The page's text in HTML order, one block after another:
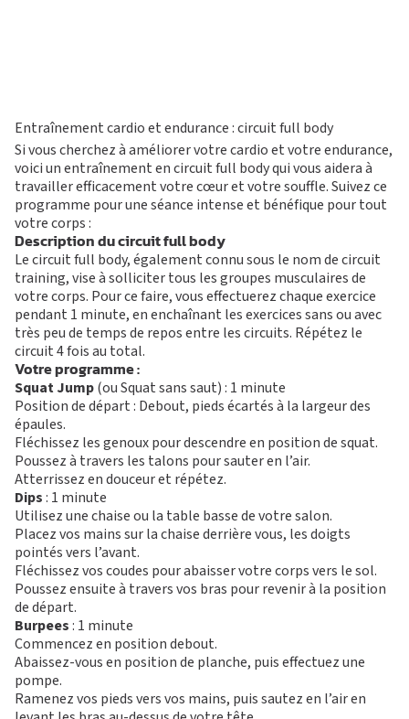
MOT
IVÉ
S’ABONNER
FORMULE D’ABONNEMENT
APPLI JOY
PLATEAU MUSCU-
COURS COLLECTIFS
SMALL GROUP
COACHING
DEVENIR FRANCHISÉ L’APPART FITNESS
Entraînement cardio et endurance : circuit full body
Si vous cherchez à améliorer votre cardio et votre endurance,
voici un entraînement en circuit full body qui vous aidera à
travailler efficacement votre cœur et votre souffle. Suivez ce
programme pour une séance intense et bénéfique pour tout
votre corps :
Description du circuit full body
Le circuit full body, également connu sous le nom de circuit
training, vise à solliciter tous les groupes musculaires de
votre corps. Pour ce faire, vous effectuerez chaque exercice
pendant 1 minute, en enchaînant les exercices sans ou avec
très peu de temps de repos entre les circuits. Répétez le
circuit 4 fois au total.
Votre programme :
Squat Jump(ou Squat sans saut) : 1 minute
Position de départ : Debout, pieds écartés à la largeur des
épaules.
Fléchissez les genoux pour descendre en position de squat.
Poussez à travers les talons pour sauter en l’air.
Atterrissez en douceur et répétez.
Dips: 1 minute
Utilisez une chaise ou la table basse de votre salon.
Placez vos mains sur la chaise derrière vous, les doigts
pointés vers l’avant.
Fléchissez vos coudes pour abaisser votre corps vers le sol.
Poussez ensuite à travers vos bras pour revenir à la position
de départ.
Burpees: 1 minute
Commencez en position debout.
Abaissez-vous en position de planche, puis effectuez une
pompe.
Ramenez vos pieds vers vos mains, puis sautez en l’air en